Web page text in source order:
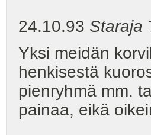
24.10.93 Staraja
Yksi meidän
henkisestä
pienryhmä mm.
painaa, eikä